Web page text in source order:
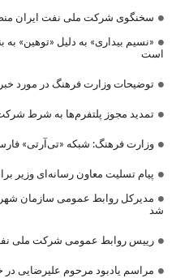
سخنگوی شرکت ملی نفت ایران
«نسیم بیداری» به دلیل «توهین»
است
توضیحات وزارت فرهنگ در مورد خبر
تمدید مجوز پلتفرم‌ها به شرط
وزارت فرهنگ: شبکه «تی‌آرتی»
پیام تسلیت معاون رسانه‌ای وزیر
مدیرکل روابط عمومی سازمان
شد
رییس روابط عمومی شرکت ملی
مراسم یادبود مرحوم علیرضایی در